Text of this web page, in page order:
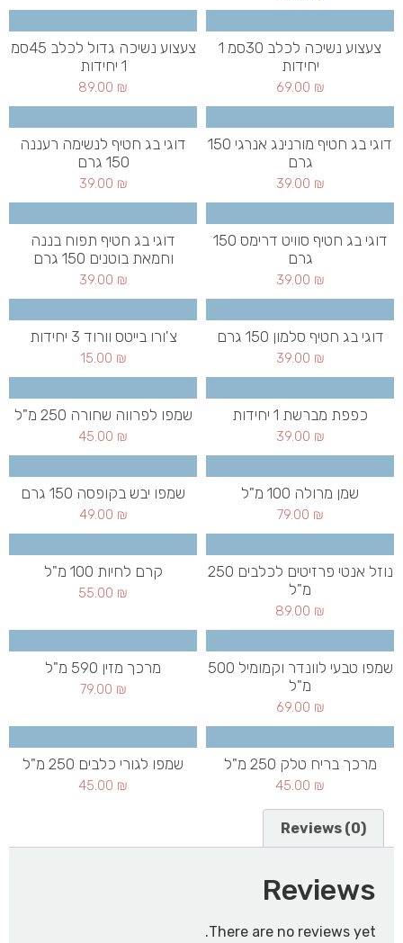
צעצוע נשיכה לכלב 30סמ 1
יחידות
69.00 ₪
צעצוע נשיכה גדול לכלב 45סמ
1 יחידות
89.00 ₪
דוגי בג חטיף מורנינג אנרגי 150
גרם
39.00 ₪
דוגי בג חטיף לנשימה רעננה
150 גרם
39.00 ₪
דוגי בג חטיף סוויט דרימס 150
גרם
39.00 ₪
דוגי בג חטיף תפוח בננה
וחמאת בוטנים 150 גרם
39.00 ₪
דוגי בג חטיף סלמון 150 גרם
39.00 ₪
צ'ורו בייטס וורוד 3 יחידות
15.00 ₪
כפפת מברשת 1 יחידות
39.00 ₪
שמפו לפרווה שחורה 250 מ"ל
45.00 ₪
שמן מרולה 100 מ"ל
79.00 ₪
שמפו יבש בקופסה 150 גרם
49.00 ₪
נוזל אנטי פרזיטים לכלבים 250
מ"ל
89.00 ₪
קרם לחיות 100 מ"ל
55.00 ₪
שמפו טבעי לוונדר וקמומיל 500
מ"ל
69.00 ₪
מרכך מזין 590 מ"ל
79.00 ₪
מרכך בריח טלק 250 מ"ל
45.00 ₪
שמפו לגורי כלבים 250 מ"ל
45.00 ₪
Reviews (0)
Reviews
There are no reviews yet.